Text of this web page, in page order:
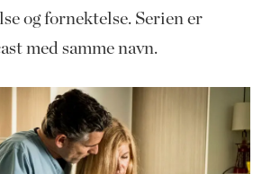
og fornektelse. Serien er
med samme navn.